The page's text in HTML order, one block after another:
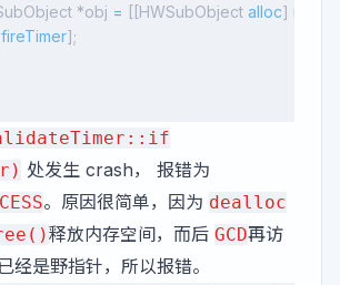
*obj
= [[HWSubObject alloc] init
fireTimer];
处发生 crash， 报错为
。原因很简单，因为 dealloc
释放内存空间，而后 GCD再访
经是野指针，所以报错。